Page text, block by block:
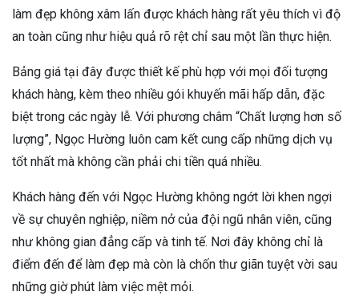
làm đẹp không xâm lấn được khách hàng rất yêu thích vì độ
an toàn cũng như hiệu quả rõ rệt chỉ sau một lần thực hiện.
Bảng giá tại đây được thiết kế phù hợp với mọi đối tượng
khách hàng, kèm theo nhiều gói khuyến mãi hấp dẫn, đặc
biệt trong các ngày lễ. Với phương châm “Chất lượng hơn số
lượng”, Ngọc Hường luôn cam kết cung cấp những dịch vụ
tốt nhất mà không cần phải chi tiền quá nhiều.
Khách hàng đến với Ngọc Hường không ngớt lời khen ngợi
về sự chuyên nghiệp, niềm nở của đội ngũ nhân viên, cũng
như không gian đẳng cấp và tinh tế. Nơi đây không chỉ là
điểm đến để làm đẹp mà còn là chốn thư giãn tuyệt vời sau
những giờ phút làm việc mệt mỏi.